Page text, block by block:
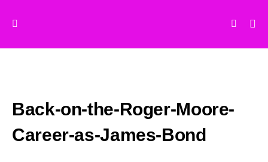
Back-on-the-Roger-Moore-
Career-as-James-Bond